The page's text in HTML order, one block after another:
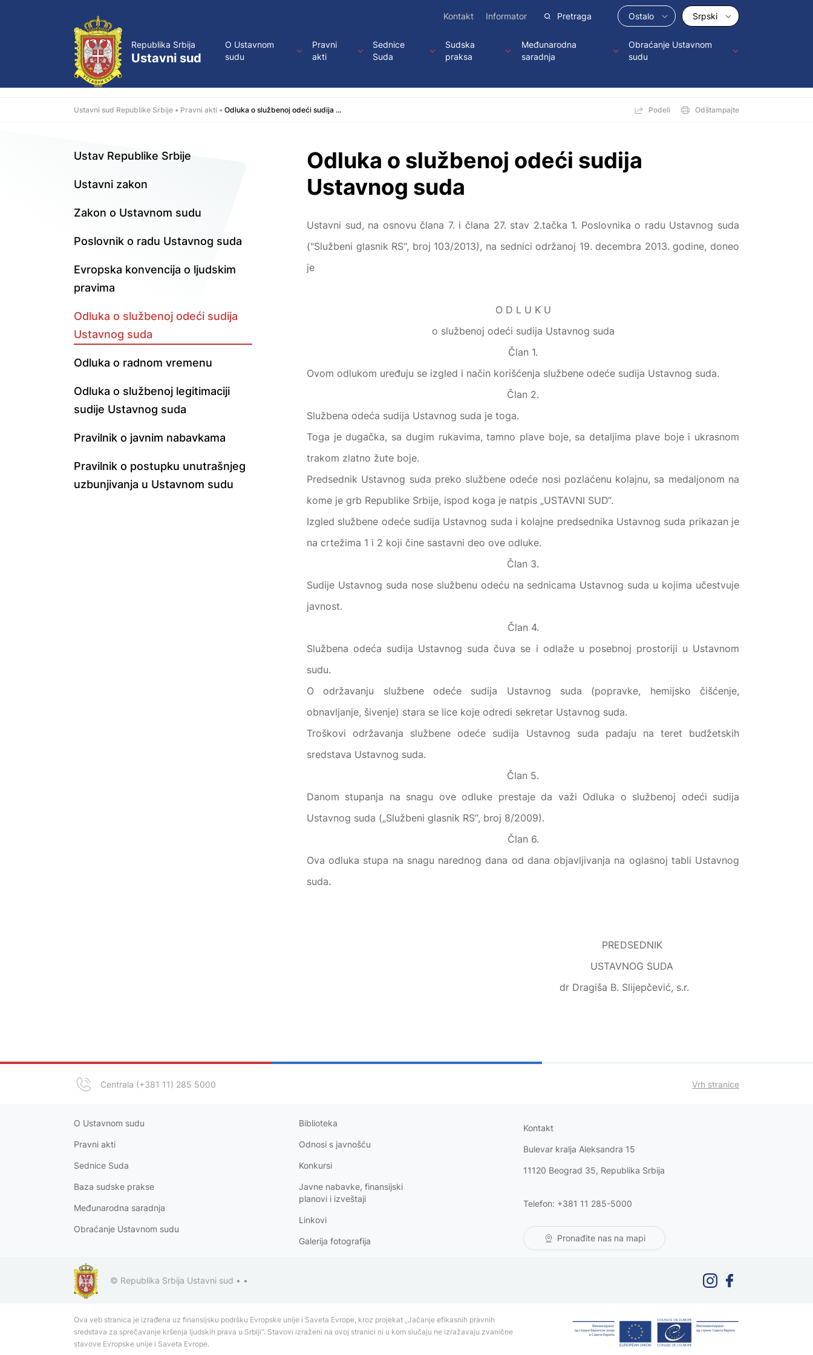
Republika Srbija
Ustavni sud
Kontakt Informator Ostalo Srpski
O Ustavnom
sudu
Pravni
akti
Sednice
Suda
Sudska
praksa
Međunarodna
saradnja
Obraćanje Ustavnom
sudu
Ustavni sud Republike Srbije Pravni akti Odluka o službenoj odeći sudija ... Podeli Odštampajte
Odluka o službenoj odeći sudija
Ustavnog suda
Ustavni sud, na osnovu člana 7. i člana 27. stav 2.tačka 1. Poslovnika o radu Ustavnog suda
("Službeni glasnik RS", broj 103/2013), na sednici održanoj 19. decembra 2013. godine, doneo
je
O D L U K U
o službenoj odeći sudija Ustavnog suda
Član 1.
Ovom odlukom uređuju se izgled i način korišćenja službene odeće sudija Ustavnog suda.
Član 2.
Službena odeća sudija Ustavnog suda je toga.
Toga je dugačka, sa dugim rukavima, tamno plave boje, sa detaljima plave boje i ukrasnom
trakom zlatno žute boje.
Predsednik Ustavnog suda preko službene odeće nosi pozlaćenu kolajnu, sa medaljonom na
kome je grb Republike Srbije, ispod koga je natpis „USTAVNI SUD“.
Izgled službene odeće sudija Ustavnog suda i kolajne predsednika Ustavnog suda prikazan je
na crtežima 1 i 2 koji čine sastavni deo ove odluke.
Član 3.
Sudije Ustavnog suda nose službenu odeću na sednicama Ustavnog suda u kojima učestvuje
javnost.
Član 4.
Službena odeća sudija Ustavnog suda čuva se i odlaže u posebnoj prostoriji u Ustavnom
sudu.
O održavanju službene odeće sudija Ustavnog suda (popravke, hemijsko čišćenje,
obnavljanje, šivenje) stara se lice koje odredi sekretar Ustavnog suda.
Troškovi održavanja službene odeće sudija Ustavnog suda padaju na teret budžetskih
sredstava Ustavnog suda.
Član 5.
Danom stupanja na snagu ove odluke prestaje da važi Odluka o službenoj odeći sudija
Ustavnog suda („Službeni glasnik RS“, broj 8/2009).
Član 6.
Ova odluka stupa na snagu narednog dana od dana objavljivanja na oglasnoj tabli Ustavnog
suda.
PREDSEDNIK
USTAVNOG SUDA
dr Dragiša B. Slijepčević, s.r.
Ustav Republike Srbije
Ustavni zakon
Zakon o Ustavnom sudu
Poslovnik o radu Ustavnog suda
Evropska konvencija o ljudskim
pravima
Odluka o službenoj odeći sudija
Ustavnog suda
Odluka o radnom vremenu
Odluka o službenoj legitimaciji
sudije Ustavnog suda
Pravilnik o javnim nabavkama
Pravilnik o postupku unutrašnjeg
uzbunjivanja u Ustavnom sudu
Centrala (+381 11) 285 5000 Vrh stranice
O Ustavnom sudu
Pravni akti
Sednice Suda
Baza sudske prakse
Međunarodna saradnja
Obraćanje Ustavnom sudu
Biblioteka
Odnosi sjavnošću
Konkursi
Javne nabavke, finansijski
planovi i izveštaji
Linkovi
Galerija fotografija
Kontakt
Bulevar kralja Aleksandra 15
11120 Beograd 35, Republika Srbija
Telefon: +381 11 285-5000
Pronađite nas na mapi
© Republika Srbija Ustavni sud • •
Ova veb stranica je izrađena uz finansijsku podršku Evropske unije i Saveta Evrope, kroz projekat „Jačanje efikasnih pravnih
sredstava za sprečavanje kršenja ljudskih prava u Srbiji“. Stavovi izraženi na ovoj stranici ni u kom slučaju ne izražavaju zvanične
stavove Evropske unije i Saveta Evrope.